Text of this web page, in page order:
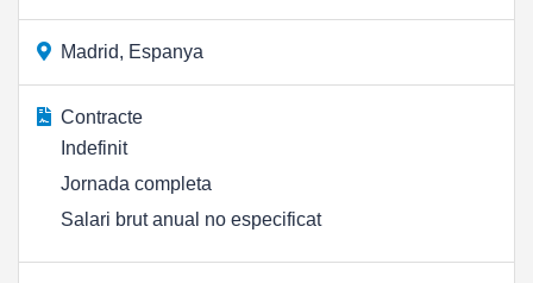
Madrid, Espanya
Contracte
Indefinit
Jornada completa
Salari brut anual no especificat